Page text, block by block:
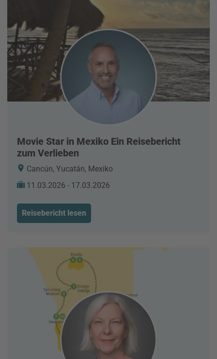
Movie Star in Mexiko Ein Reisebericht
zum Verlieben
Cancún, Yucatán, Mexiko
11.03.2026 - 17.03.2026
Reisebericht lesen